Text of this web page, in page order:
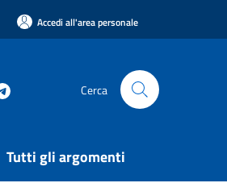
Accedi all'area personale
Cerca
Tutti gli argomenti